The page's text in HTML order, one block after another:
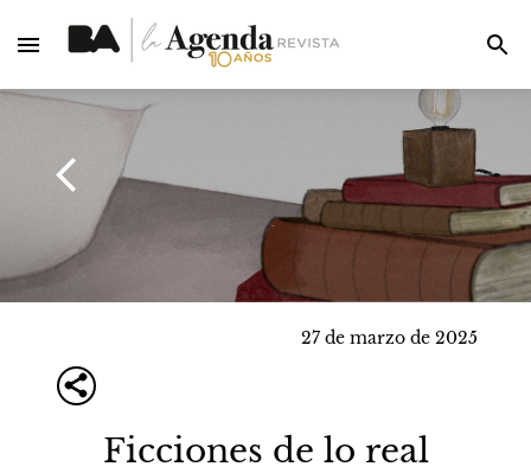
27 de marzo de 2025
Ficciones de lo real